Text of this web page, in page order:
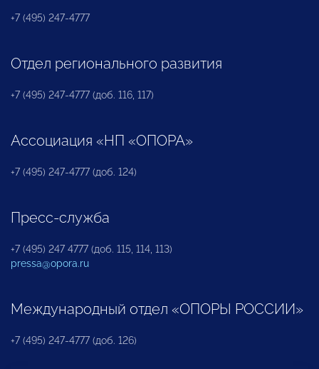
+7 (495) 247-4777
Отдел регионального развития
+7 (495) 247-4777 (доб. 116, 117)
Ассоциация «НП «ОПОРА»
+7 (495) 247-4777 (доб. 124)
Пресс-служба
+7 (495) 247 4777 (доб. 115, 114, 113)
pressa@opora.ru
Международный отдел «ОПОРЫ РОССИИ»
+7 (495) 247-4777 (доб. 126)